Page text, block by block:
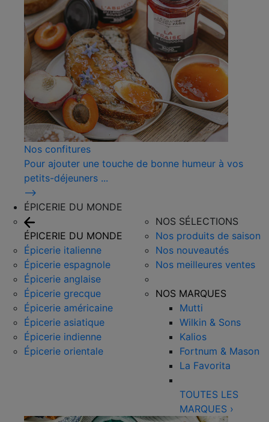
Nos confitures
Pour ajouter une touche de bonne humeur à vos
petits-déjeuners ...
⟶
ÉPICERIE DU MONDE
ÉPICERIE DU MONDE
Épicerie italienne
Épicerie espagnole
Épicerie anglaise
Épicerie grecque
Épicerie américaine
Épicerie asiatique
Épicerie indienne
Épicerie orientale
NOS SÉLECTIONS
Nos produits de saison
Nos nouveautés
Nos meilleures ventes
NOS MARQUES
Mutti
Wilkin & Sons
Kalios
Fortnum & Mason
La Favorita
TOUTES LES
MARQUES ›